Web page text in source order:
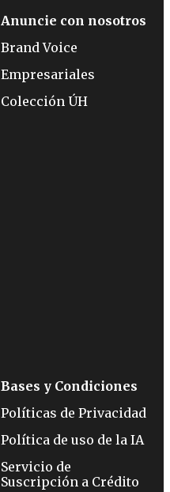
Anuncie con nosotros
Brand Voice
Empresariales
Colección ÚH
Bases y Condiciones
Políticas de Privacidad
Política de uso de la IA
Servicio de
Suscripción a Crédito